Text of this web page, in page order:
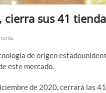
cierra sus 41
de origen
este mercado.
de 2020, cerrará las